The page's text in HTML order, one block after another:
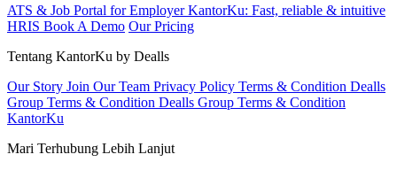
ATS & Job Portal for EmployerKantorKu: Fast, reliable & intuitive
HRIS Book A Demo Our Pricing
Tentang KantorKu by Dealls
Our Story Join Our Team Privacy Policy Terms & Condition Dealls
Group Terms & Condition Dealls Group Terms & Condition
KantorKu
Mari Terhubung Lebih Lanjut